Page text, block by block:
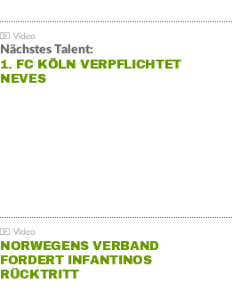
Nächstes Talent:
1. FC KÖLN VERPFLICHTET
NEVES
NORWEGENS VERBAND
FORDERT INFANTINOS
RÜCKTRITT